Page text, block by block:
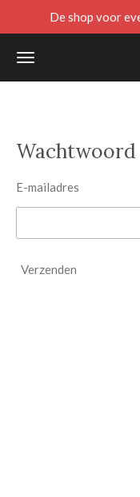
naar
de
De shop voor
E-mailadres
Verzenden